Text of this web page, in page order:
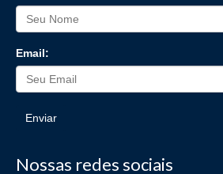
Email:
Enviar
Nossas redes sociais